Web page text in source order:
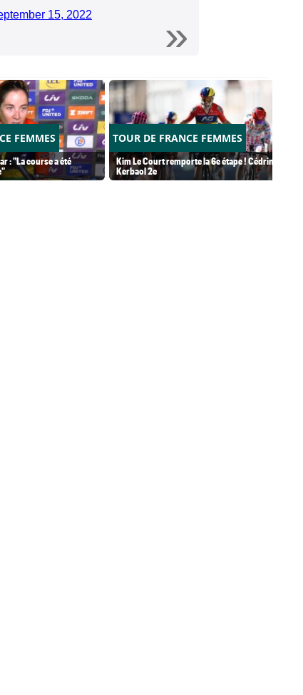
15, 2022
FEMMES
: "La course a été
TOUR DE FRANCE FEMMES
Kim Le Court remporte la 6e étape ! Cédrine
Kerbaol 2e